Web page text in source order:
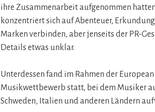
ihre Zusammenarbeit aufgenommen
konzentriert sich auf Abenteuer,
Marken verbinden, aber jenseits der PR-
Details etwas unklar.
Unterdessen fand im Rahmen der
Musikwettbewerb statt, bei dem Musiker
Schweden, Italien und anderen Ländern